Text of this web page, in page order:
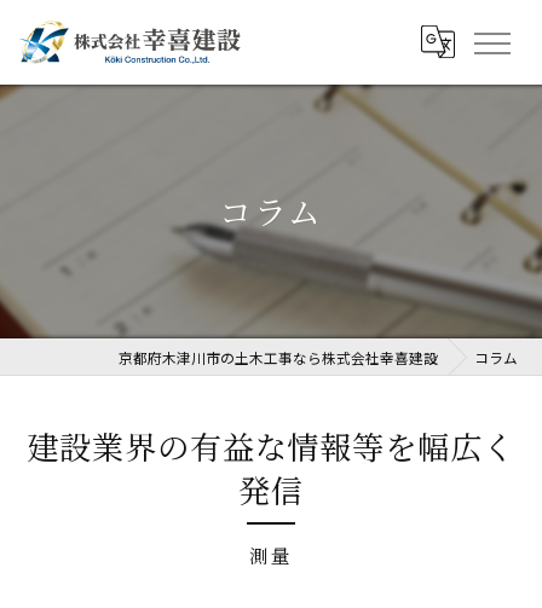
コラム
京都府木津川市の土木工事なら株式会社幸喜建設 コラム
建設業界の有益な情報等を幅広く
発信
測量